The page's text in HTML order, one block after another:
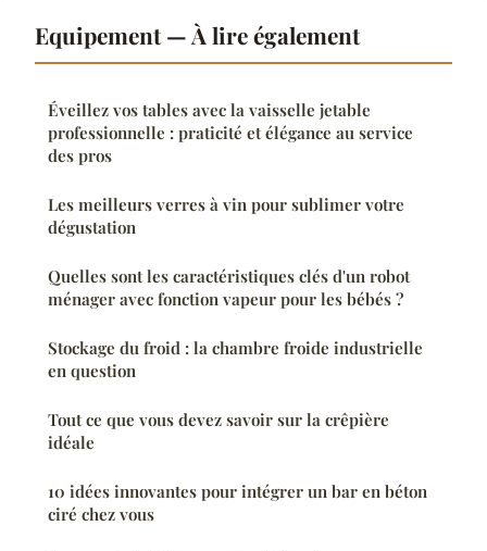
Equipement — À lire également
Éveillez vos tables avec la vaisselle jetable
professionnelle : praticité et élégance au service
des pros
Les meilleurs verres à vin pour sublimer votre
dégustation
Quelles sont les caractéristiques clés d'un robot
ménager avec fonction vapeur pour les bébés ?
Stockage du froid : la chambre froide industrielle
en question
Tout ce que vous devez savoir sur la crêpière
idéale
10 idées innovantes pour intégrer un bar en béton
ciré chez vous